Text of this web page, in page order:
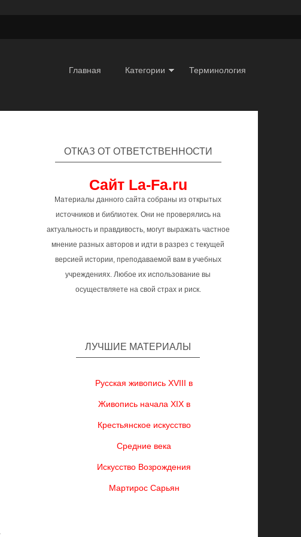
Главная Категории Терминология
ОТКАЗ ОТ ОТВЕТСТВЕННОСТИ
Сайт La-Fa.ru
Материалы данного сайта собраны из открытых
источников и библиотек. Они не проверялись на
актуальность и правдивость, могут выражать частное
мнение разных авторов и идти в разрез с текущей
версией истории, преподаваемой вам в учебных
учреждениях. Любое их использование вы
осуществляете на свой страх и риск.
ЛУЧШИЕ МАТЕРИАЛЫ
Русская живопись XVIII в
Живопись начала XIX в
Крестьянское искусство
Средние века
Искусство Возрождения
Мартирос Сарьян